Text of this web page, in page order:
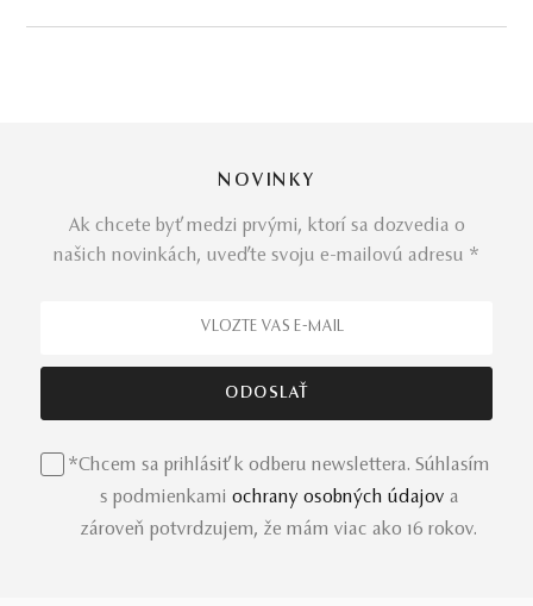
Chceli ste vždy vedieť, prečo vás priťahuje určitý symbol?
najžiarivejším dôkazom jediamantový prsteň Always
v mystickom tvare nekonečna.
Prsteň nekonečno v éterickej briliancii
s diamantmi a bielym zlatom
NOVINKY
Ak chcete byť medzi prvými, ktorí sa dozvedia o
našich novinkách, uveďte svoju e-mailovú adresu *
*Chcem sa prihlásiť k odberu newslettera. Súhlasím
s podmienkami ochrany osobných údajov a
zároveň potvrdzujem, že mám viac ako 16 rokov.